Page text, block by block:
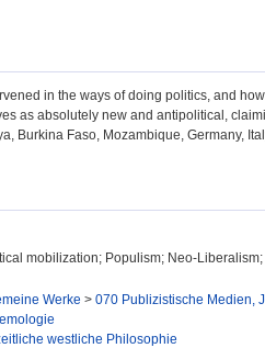
in the ways of doing politics, and
as absolutely new and antipolitical,
Burkina Faso, Mozambique, Germany,
mobilization; Populism; Neo-
Werke > 070 Publizistische Medien,
westliche Philosophie